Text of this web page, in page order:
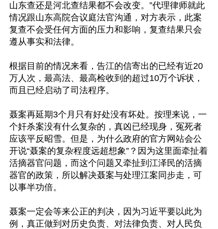
山东查还是河北查结果都不会改变。”代理律师就此
情况跟山东高院合议庭法官沟通，对方表示，此案
复查不会受任何方面的压力和影响，复查结果只会
遵从事实和法律。
根据目前的情况来看，告江的信寄出的已经有近20
万人次，最高法、最高检收到的超过10万个诉状，
而且已经启动了司法程序。
聂案再延期3个月只有好处没有坏处。按理来说，一
个奸杀案没有什么复杂的，真凶已经现身，冤死者
应该平反昭雪。但是，为什么政府的官方网站会公
开说“聂案的复杂程度远超想象”？因为这里面牵扯着
活摘器官问题，而这个问题又牵扯到江泽民的活摘
器官的政策，所以解决聂案与处理江案同步走，可
以事半功倍。
聂案一定会等来公正的判决，因为习近平要以此为
例，真正做到对历史负责、对法律负责、对人民负